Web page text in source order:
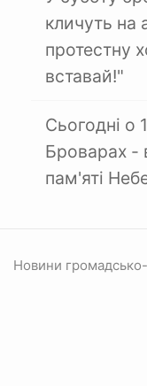
кличуть на
протестну
вставай!"
Сьогодні о
Броварах -
пам'яті
Новини